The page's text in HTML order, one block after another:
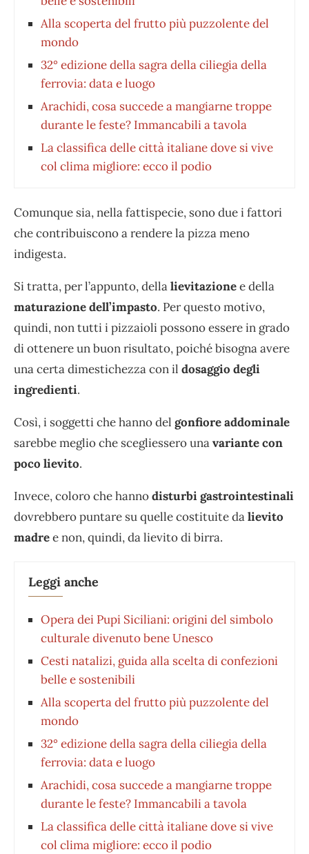
Alla scoperta del frutto più puzzolente del
mondo
32° edizione della sagra della ciliegia della
ferrovia: data e luogo
Arachidi, cosa succede a mangiarne troppe
durante le feste? Immancabili a tavola
La classifica delle città italiane dove si vive
col clima migliore: ecco il podio
Comunque sia, nella fattispecie, sono due i fattori
che contribuiscono a rendere la pizza meno
indigesta.
Si tratta, per l’appunto, dellalievitazionee della
maturazione dell’impasto. Per questo motivo,
quindi, non tutti i pizzaioli possono essere in grado
di ottenere un buon risultato, poiché bisogna avere
una certa dimestichezza con il dosaggio degli
ingredienti.
Così, i soggetti che hanno del gonfiore addominale
sarebbe meglio che scegliessero unavariante con
poco lievito.
Invece, coloro che hannodisturbi gastrointestinali
dovrebbero puntare su quelle costituite dalievito
madree non, quindi, da lievito di birra.
Leggi anche
Opera dei Pupi Siciliani: origini del simbolo
culturale divenuto bene Unesco
Cesti natalizi, guida alla scelta di confezioni
belle e sostenibili
Alla scoperta del frutto più puzzolente del
mondo
32° edizione della sagra della ciliegia della
ferrovia: data e luogo
Arachidi, cosa succede a mangiarne troppe
durante le feste? Immancabili a tavola
La classifica delle città italiane dove si vive
col clima migliore: ecco il podio